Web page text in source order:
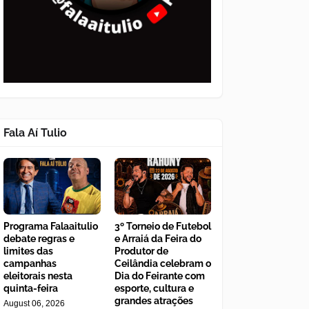
Fala Aí Tulio
Programa Falaaitulio
debate regras e
limites das
campanhas
eleitorais nesta
quinta-feira
August 06, 2026
3º Torneio de Futebol
e Arraiá da Feira do
Produtor de
Ceilândia celebram o
Dia do Feirante com
esporte, cultura e
grandes atrações